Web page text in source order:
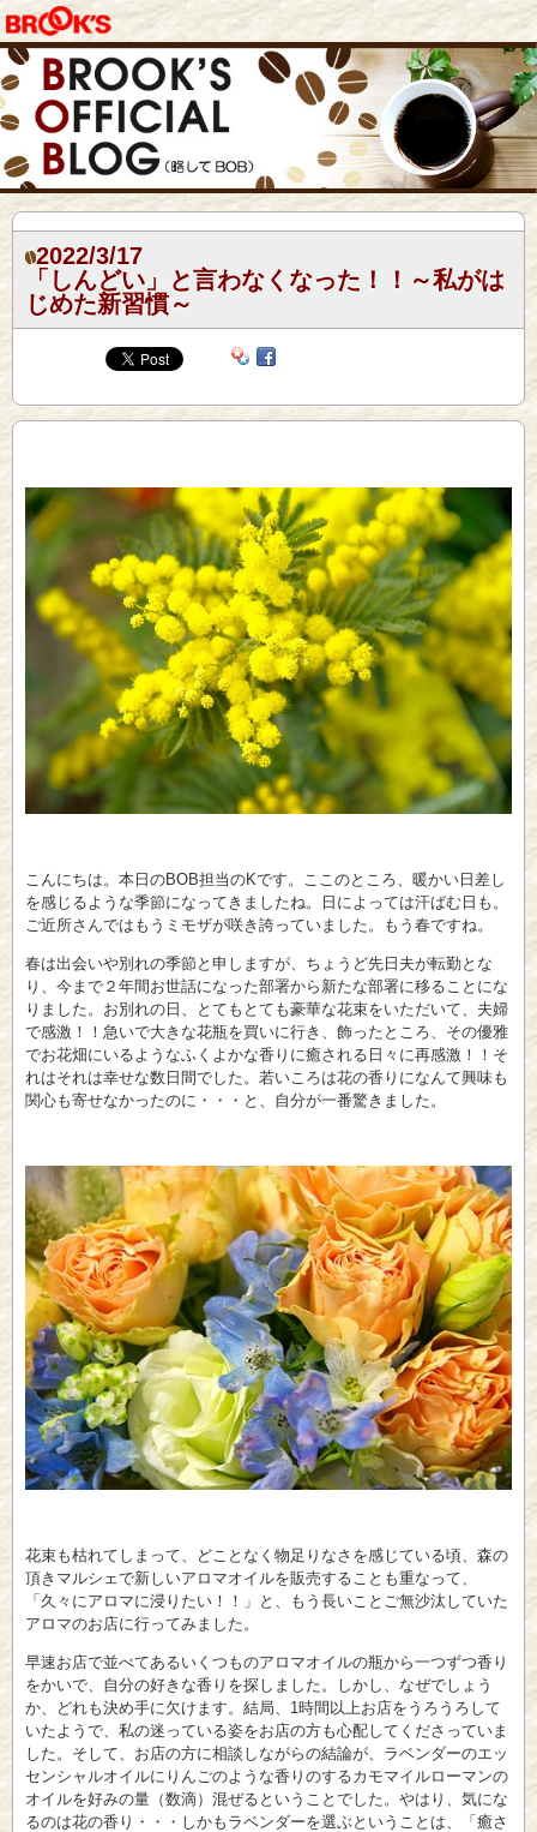
2022/3/17
「しんどい」と言わなくなった！！～私がは
じめた新習慣～
こんにちは。本日のBOB担当のKです。ここのところ、暖かい日差し
を感じるような季節になってきましたね。日によっては汗ばむ日も。
ご近所さんではもうミモザが咲き誇っていました。もう春ですね。
春は出会いや別れの季節と申しますが、ちょうど先日夫が転勤とな
り、今まで２年間お世話になった部署から新たな部署に移ることにな
りました。お別れの日、とてもとても豪華な花束をいただいて、夫婦
で感激！！急いで大きな花瓶を買いに行き、飾ったところ、その優雅
でお花畑にいるようなふくよかな香りに癒される日々に再感激！！そ
れはそれは幸せな数日間でした。若いころは花の香りになんて興味も
関心も寄せなかったのに・・・と、自分が一番驚きました。
花束も枯れてしまって、どことなく物足りなさを感じている頃、森の
頂きマルシェで新しいアロマオイルを販売することも重なって、
「久々にアロマに浸りたい！！」と、もう長いことご無沙汰していた
アロマのお店に行ってみました。
早速お店で並べてあるいくつものアロマオイルの瓶から一つずつ香り
をかいで、自分の好きな香りを探しました。しかし、なぜでしょう
か、どれも決め手に欠けます。結局、1時間以上お店をうろうろして
いたようで、私の迷っている姿をお店の方も心配してくださっていま
した。そして、お店の方に相談しながらの結論が、ラベンダーのエッ
センシャルオイルにりんごのような香りのするカモマイルローマンの
オイルを好みの量（数滴）混ぜるということでした。やはり、気にな
るのは花の香り・・・しかもラベンダーを選ぶということは、「癒さ